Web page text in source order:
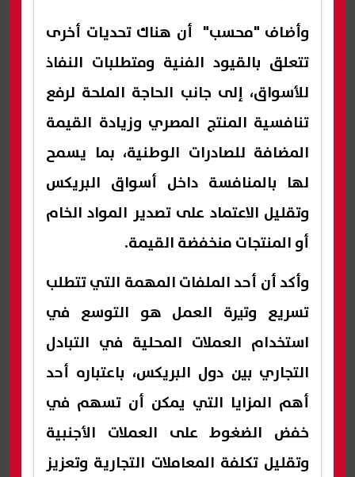
وأضاف "محسب" أن هناك تحديات أخرى
تتعلق بالقيود الفنية ومتطلبات النفاذ
للأسواق، إلى جانب الحاجة الملحة لرفع
تنافسية المنتج المصري وزيادة القيمة
المضافة للصادرات الوطنية، بما يسمح
لها بالمنافسة داخل أسواق البريكس
وتقليل الاعتماد على تصدير المواد الخام
أو المنتجات منخفضة القيمة.
وأكد أن أحد الملفات المهمة التي تتطلب
تسريع وتيرة العمل هو التوسع في
استخدام العملات المحلية في التبادل
التجاري بين دول البريكس، باعتباره أحد
أهم المزايا التي يمكن أن تسهم في
خفض الضغوط على العملات الأجنبية
وتقليل تكلفة المعاملات التجارية وتعزيز